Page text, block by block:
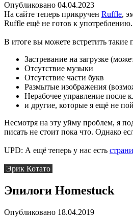
Опубликовано 04.04.2023
На сайте теперь прикручен Ruffle,
Ruffle ещё не готов к употреблению.
В итоге вы можете встретить такие
Застревание на загрузке
Отсутствие музыки
Отсутствие части букв
Размытые изображения
Нерабочее управление после
и другие, которые я ещё не
Несмотря на эту уйму проблем, я
писать не стоит пока что. Однако
UPD: А ещё теперь у нас есть
Эрик Котато
Эпилоги Homestuck
Опубликовано 18.04.2019